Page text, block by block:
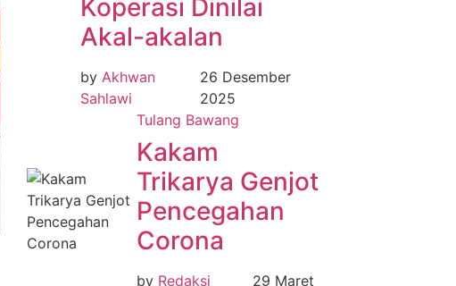
Koperasi Dinilai
Akal-akalan
by Akhwan
Sahlawi
26 Desember
2025
Tulang Bawang
Kakam
Trikarya Genjot
Pencegahan
Corona
by Redaksi
29 Maret